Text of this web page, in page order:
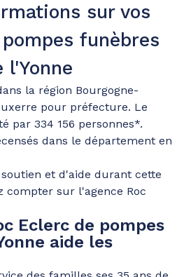
sur vos
funèbres
l'Yonne
la région Bourgogne-
pour préfecture. Le
par 334 156 personnes*.
dans le département en
et d'aide durant cette
compter sur l'agence Roc
Eclerc de pompes
aide les